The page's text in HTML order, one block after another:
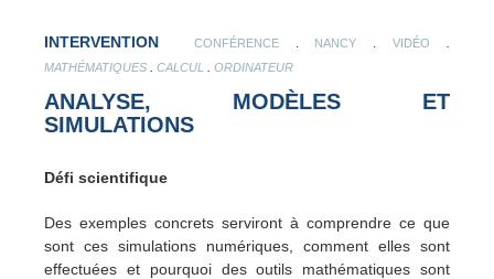
INTERVENTION CONFÉRENCE. NANCY .VIDÉO
MATHÉMATIQUES CALCUL ORDINATEUR
ANALYSE, MODÈLES ET
SIMULATIONS
Défi scientifique
Des exemples concrets serviront à comprendre ce que
sont ces simulations numériques, comment elles sont
effectuées et pourquoi des outils mathématiques sont